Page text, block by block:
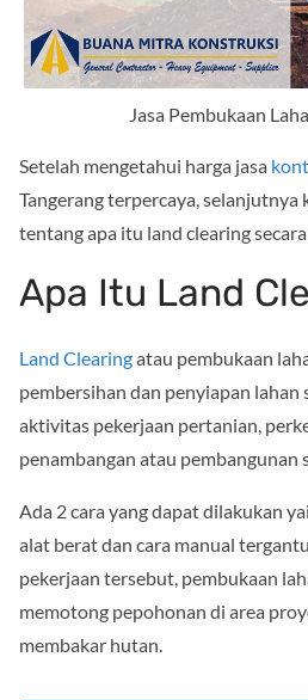
Jasa Pembukaan
Setelah mengetahui harga jasa
Tangerang terpercaya, selanjutnya
tentang apa itu land clearing
Apa Itu Land
Land Clearingatau pembukaan
pembersihan dan penyiapan lahan
aktivitas pekerjaan pertanian,
penambangan atau
Ada 2 cara yang dapat dilakukan
alat berat dan cara manual
pekerjaan tersebut, pembukaan
memotong pepohonan di area
membakar hutan.